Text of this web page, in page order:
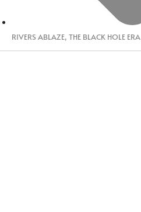
RIVERS ABLAZE, THE BLACK HOLE ERA